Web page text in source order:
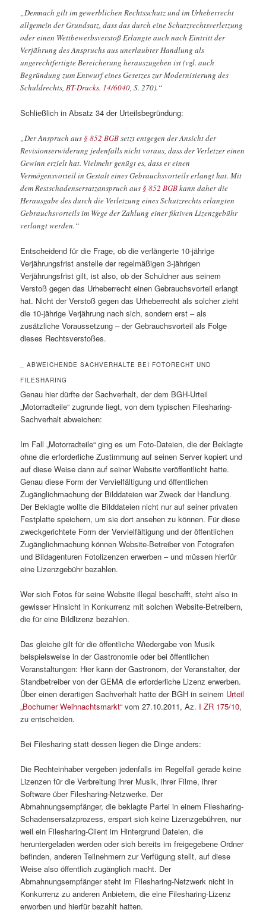
„Demnach gilt im gewerblichen Rechtsschutz und im Urheberrecht
allgemein der Grundsatz, dass das durch eine Schutzrechtsverletzung
oder einen Wettbewerbsverstoß Erlangte auch nach Eintritt der
Verjährung des Anspruchs aus unerlaubter Handlung als
ungerechtfertigte Bereicherung herauszugeben ist (vgl. auch
Begründung zum Entwurf eines Gesetzes zur Modernisierung des
Schuldrechts,BT-Drucks. 14/6040, S. 270).“
Schließlich in Absatz 34 der Urteilsbegründung:
„Der Anspruch aus § 852 BGBsetzt entgegen der Ansicht der
Revisionserwiderung jedenfalls nicht voraus, dass der Verletzer einen
Gewinn erzielt hat. Vielmehr genügt es, dass er einen
Vermögensvorteil in Gestalt eines Gebrauchsvorteils erlangt hat. Mit
dem Restschadensersatzanspruch aus § 852 BGBkann daher die
Herausgabe des durch die Verletzung eines Schutzrechts erlangten
Gebrauchsvorteils im Wege der Zahlung einer fiktiven Lizenzgebühr
verlangt werden.“
Entscheidend für die Frage, ob die verlängerte 10-jährige
Verjährungsfrist anstelle der regelmäßigen 3-jährigen
Verjährungsfrist gilt, ist also, ob der Schuldner aus seinem
Verstoß gegen das Urheberrecht einen Gebrauchsvorteil erlangt
hat. Nicht der Verstoß gegen das Urheberrecht als solcher zieht
die 10-jährige Verjährung nach sich, sondern erst – als
zusätzliche Voraussetzung – der Gebrauchsvorteil als Folge
dieses Rechtsverstoßes.
_ ABWEICHENDE SACHVERHALTE BEI FOTORECHT UND
FILESHARING
Genau hier dürfte der Sachverhalt, der dem BGH-Urteil
„Motorradteile“ zugrunde liegt, von dem typischen Filesharing-
Sachverhalt abweichen:
Im Fall „Motorradteile“ ging es um Foto-Dateien, die der Beklagte
ohne die erforderliche Zustimmung auf seinen Server kopiert und
auf diese Weise dann auf seiner Website veröffentlicht hatte.
Genau diese Form der Vervielfältigung und öffentlichen
Zugänglichmachung der Bilddateien war Zweck der Handlung.
Der Beklagte wollte die Bilddateien nicht nur auf seiner privaten
Festplatte speichern, um sie dort ansehen zu können. Für diese
zweckgerichtete Form der Vervielfältigung und der öffentlichen
Zugänglichmachung können Website-Betreiber von Fotografen
und Bildagenturen Fotolizenzen erwerben – und müssen hierfür
eine Lizenzgebühr bezahlen.
Wer sich Fotos für seine Website illegal beschafft, steht also in
gewisser Hinsicht in Konkurrenz mit solchen Website-Betreibern,
die für eine Bildlizenz bezahlen.
Das gleiche gilt für die öffentliche Wiedergabe von Musik
beispielsweise in der Gastronomie oder bei öffentlichen
Veranstaltungen: Hier kann der Gastronom, der Veranstalter, der
Standbetreiber von der GEMA die erforderliche Lizenz erwerben.
Über einen derartigen Sachverhalt hatte der BGH in seinem Urteil
„Bochumer Weihnachtsmarkt“ vom 27.10.2011, Az. I ZR 175/10,
zu entscheiden.
Bei Filesharing statt dessen liegen die Dinge anders:
Die Rechteinhaber vergeben jedenfalls im Regelfall gerade keine
Lizenzen für die Verbreitung ihrer Musik, ihrer Filme, ihrer
Software über Filesharing-Netzwerke. Der
Abmahnungsempfänger, die beklagte Partei in einem Filesharing-
Schadensersatzprozess, erspart sich keine Lizenzgebühren, nur
weil ein Filesharing-Client im Hintergrund Dateien, die
heruntergeladen werden oder sich bereits im freigegebene Ordner
befinden, anderen Teilnehmern zur Verfügung stellt, auf diese
Weise also öffentlich zugänglich macht. Der
Abmahnungsempfänger steht im Filesharing-Netzwerk nicht in
Konkurrenz zu anderen Anbietern, die eine Filesharing-Lizenz
erworben und hierfür bezahlt hatten.